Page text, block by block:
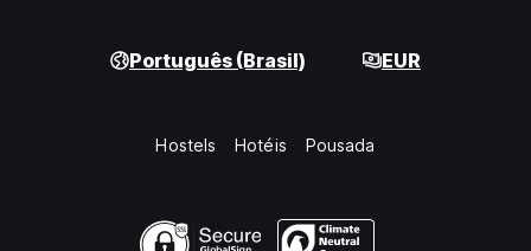
Português (Brasil) EUR
Hostels Hotéis Pousada